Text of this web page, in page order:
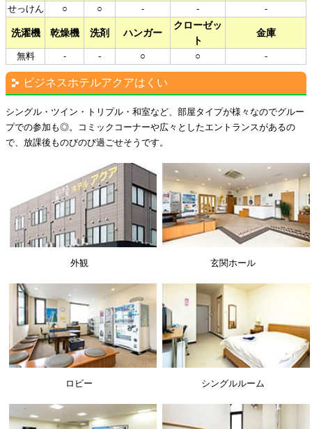
せっけん ○ ○ - - -
洗濯機 乾燥機 洗剤 ハンガー
クローゼッ
ト
金庫
無料 - - ○ ○ -
ビジネスホテルアクアはくい
シングル・ツイン・トリプル・和室など、部屋タイプが様々なのでグルー
プでの参加も◎。コミックコーナーや広々としたエントランスがあるの
で、放課後ものびのび過ごせそうです。
外観 玄関ホール
ロビー シングルルーム